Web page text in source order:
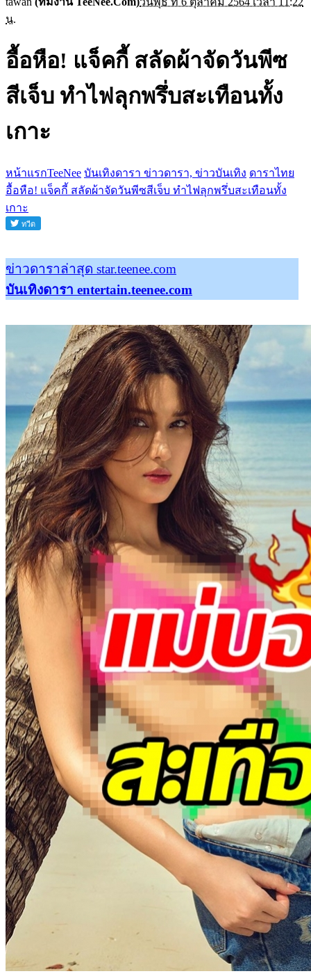
น.
อื้อหือ! แจ็คกี้ สลัดผ้าจัดวันพีซ
สีเจ็บ ทำไฟลุกพรึ่บสะเทือนทั้ง
เกาะ
หน้าแรกTeeNee บันเทิงดารา ข่าวดารา, ข่าวบันเทิง ดาราไทย
อื้อหือ! แจ็คกี้ สลัดผ้าจัดวันพีซสีเจ็บ ทำไฟลุกพรึ่บสะเทือนทั้ง
เกาะ
ข่าวดาราล่าสุด star.teenee.com
บันเทิงดารา entertain.teenee.com